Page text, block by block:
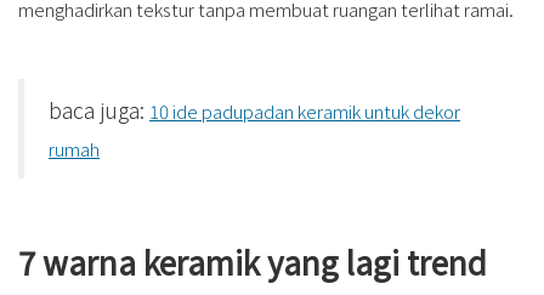
menghadirkan tekstur tanpa membuat ruangan terlihat ramai.
baca juga: 10 ide padupadan keramik untuk dekor
rumah
7 warna keramik yang lagi trend